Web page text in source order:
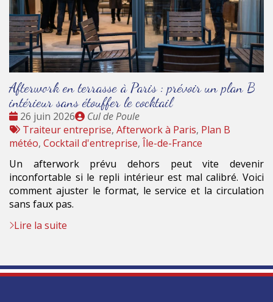
Afterwork en terrasse à Paris : prévoir un plan B
intérieur sans étouffer le cocktail
Date
:
26 juin 2026
Publié
par
Cul de Poule
Tags
:
Traiteur entreprise, Afterwork à Paris, Plan B
météo, Cocktail d'entreprise, Île-de-France
Un afterwork prévu dehors peut vite devenir
inconfortable si le repli intérieur est mal calibré. Voici
comment ajuster le format, le service et la circulation
sans faux pas.
Lire la suite